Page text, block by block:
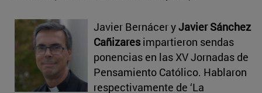
Javier Bernácer yJavier Sánchez
Cañizaresimpartieron sendas
ponencias en las XV Jornadas de
Pensamiento Católico. Hablaron
respectivamente de ‘La